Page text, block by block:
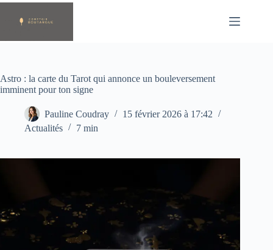
Passer
contenu
Astro : la carte du Tarot qui annonce un bouleversement
imminent pour ton signe
Pauline Coudray
15 février 2026 à 17:42
Actualités
7 min